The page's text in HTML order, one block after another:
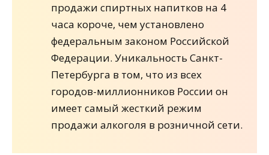
продажи спиртных напитков на 4
часа короче, чем установлено
федеральным законом Российской
Федерации. Уникальность Санкт-
Петербурга в том, что из всех
городов-миллионников России он
имеет самый жесткий режим
продажи алкоголя в розничной сети.